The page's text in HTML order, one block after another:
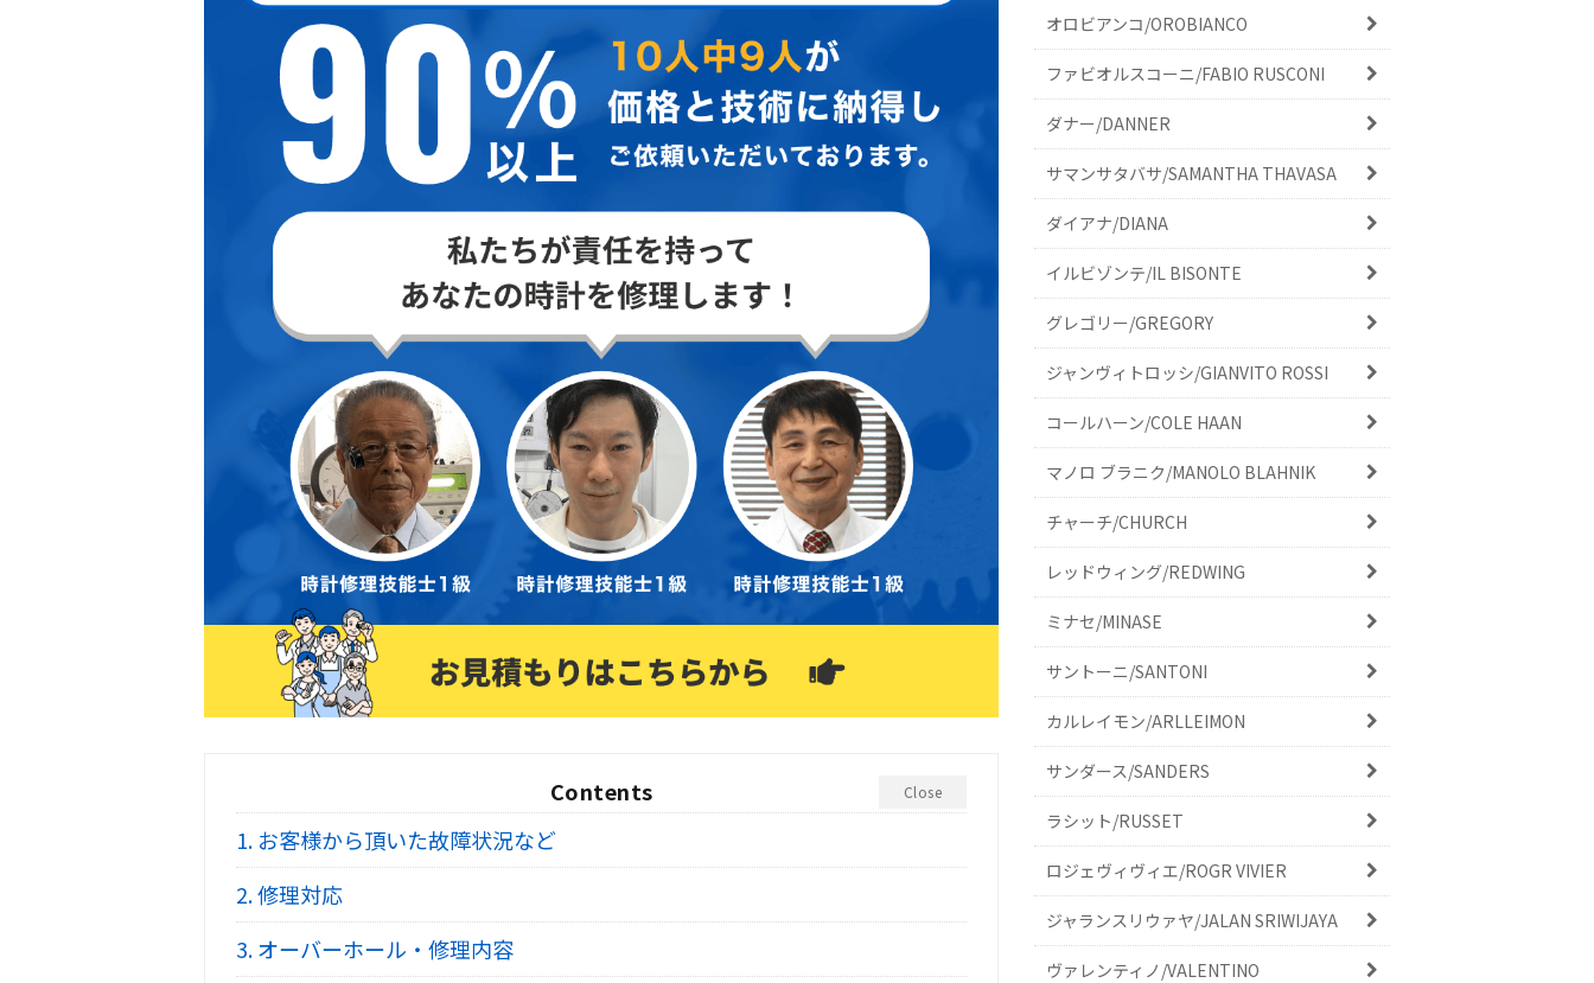
Contents Close
1. お客様から頂いた故障状況など
2.修理対応
3.オーバーホール・修理内容
オロビアンコ/OROBIANCO
ファビオルスコーニ/FABIO RUSCONI
ダナー/DANNER
サマンサタバサ/SAMANTHA THAVASA
ダイアナ/DIANA
イルビゾンテ/IL BISONTE
グレゴリー/GREGORY
ジャンヴィトロッシ/GIANVITO ROSSI
コールハーン/COLE HAAN
マノロ ブラニク/MANOLO BLAHNIK
チャーチ/CHURCH
レッドウィング/REDWING
ミナセ/MINASE
サントーニ/SANTONI
カルレイモン/ARLLEIMON
サンダース/SANDERS
ラシット/RUSSET
ロジェヴィヴィエ/ROGR VIVIER
ジャランスリウァヤ/JALAN SRIWIJAYA
ヴァレンティノ/VALENTINO